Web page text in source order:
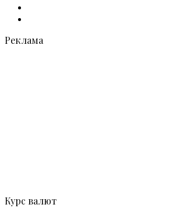
Реклама
Курс валют